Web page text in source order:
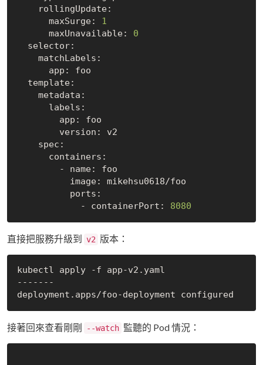
      maxSurge:
1
      maxUnavailable:
0
            - containerPort:
8080
直接把服務升級到 v2 版本：
kubectl apply -f app-v2.yaml
-------
接著回來查看剛剛 --watch 監聽的 Pod 情況：